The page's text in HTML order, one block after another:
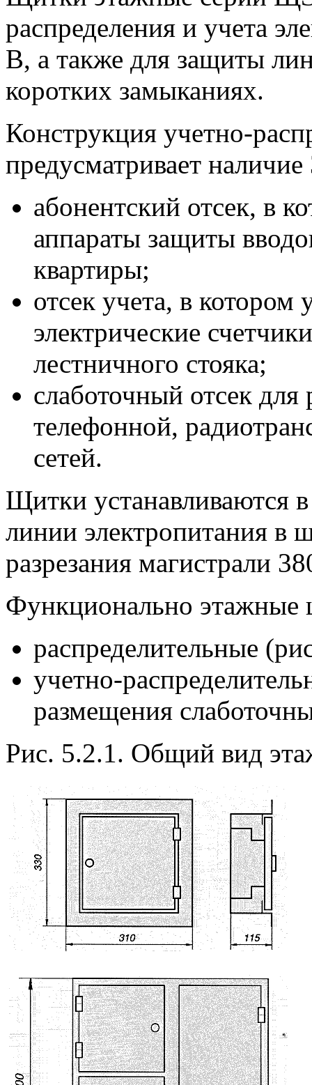
распределения и учета
В, а также для защиты
коротких замыканиях.
Конструкция учетно-
предусматривает наличие
абонентский отсек, в
аппараты защиты
квартиры;
отсек учета, в котором
электрические
лестничного стояка;
слаботочный отсек
телефонной,
сетей.
Щитки устанавливаются
линии электропитания в
разрезания магистрали
Функционально этажные
распределительные
учетно-
размещения
Рис. 5.2.1. Общий вид